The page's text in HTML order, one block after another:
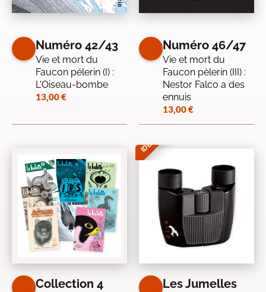
Numéro 42/43
Vie et mort du
Faucon pélerin (I) :
L'Oiseau-bombe
13,00€
Numéro 46/47
Vie et mort du
Faucon pèlerin (III) :
Nestor Falco a des
ennuis
13,00€
Collection 4
IDÉE CADEAU
Les Jumelles